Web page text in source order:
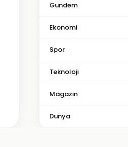
Gundem
Ekonomi
Spor
Teknoloji
Magazin
Dunya